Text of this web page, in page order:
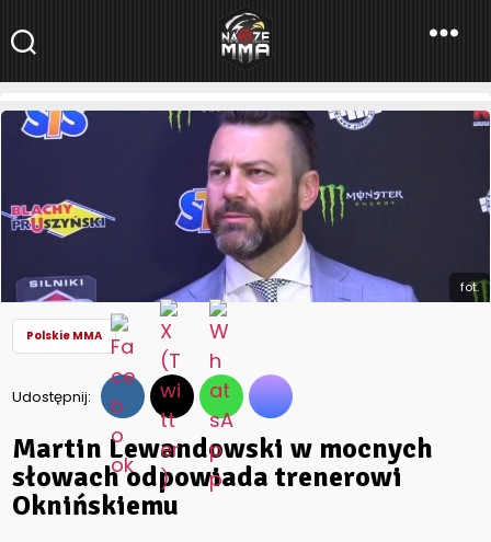
NaszeMMA
NaszeMMA.pl»Aktualności»Polskie MMA»Martin Lewandowski w
mocnych słowach odpowiada trenerowi Oknińskiemu
fot.
Polskie MMA
Udostępnij:
Martin Lewandowski w mocnych
słowach odpowiada trenerowi
Oknińskiemu